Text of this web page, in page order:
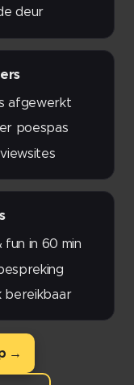
deur
afgewerkt
poespas
fun in 60 min
bereikbaar
→